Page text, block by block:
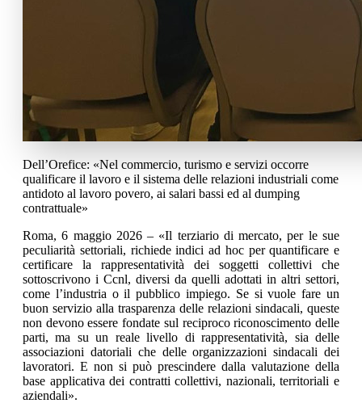
Dell’Orefice: «Nel commercio, turismo e servizi occorre
qualificare il lavoro e il sistema delle relazioni industriali come
antidoto al lavoro povero, ai salari bassi ed al dumping
contrattuale»
Roma, 6 maggio 2026 – «Il terziario di mercato, per le sue
peculiarità settoriali, richiede indici ad hoc per quantificare e
certificare la rappresentatività dei soggetti collettivi che
sottoscrivono i Ccnl, diversi da quelli adottati in altri settori,
come l’industria o il pubblico impiego. Se si vuole fare un
buon servizio alla trasparenza delle relazioni sindacali, queste
non devono essere fondate sul reciproco riconoscimento delle
parti, ma su un reale livello di rappresentatività, sia delle
associazioni datoriali che delle organizzazioni sindacali dei
lavoratori. E non si può prescindere dalla valutazione della
base applicativa dei contratti collettivi, nazionali, territoriali e
aziendali».